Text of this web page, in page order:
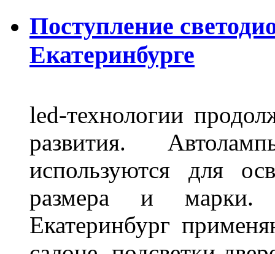
Поступление
Екатеринбурге
led-технологии
развития.
используются для
размера и марки.
Екатеринбург